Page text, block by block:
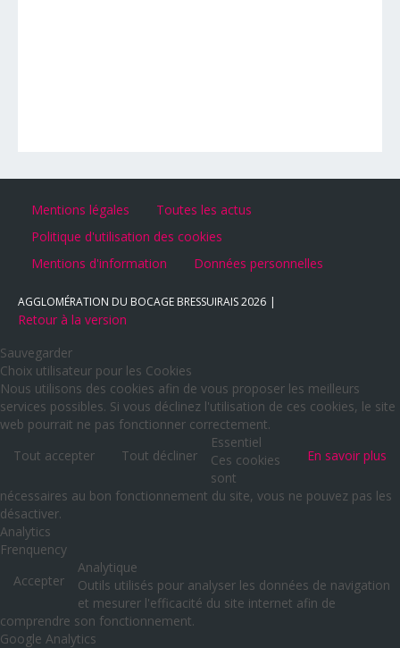
Mentions légales
Toutes les actus
Politique d'utilisation des cookies
Mentions d'information
Données personnelles
AGGLOMÉRATION DU BOCAGE BRESSUIRAIS2026
Retour à la version
Sauvegarder
Choix utilisateur pour les Cookies
Nous utilisons des cookies afin de vous proposer les meilleurs
services possibles. Si vous déclinez l'utilisation de ces cookies, le site
web pourrait ne pas fonctionner correctement.
Tout accepter
Tout décliner En savoir plus
Essentiel
Ces cookies
sont
nécessaires au bon fonctionnement du site, vous ne pouvez pas les
désactiver.
Analytics
Frenquency
Accepter
Analytique
Outils utilisés pour analyser les données de navigation
et mesurer l'efficacité du site internet afin de
comprendre son fonctionnement.
Google Analytics